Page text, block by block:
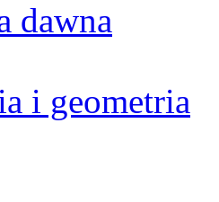
dawna
i geometria